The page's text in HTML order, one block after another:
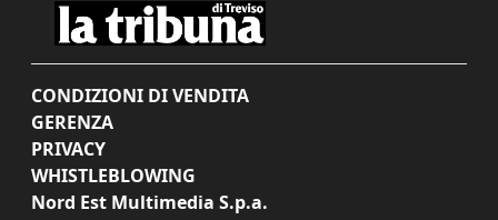
CONDIZIONI DI VENDITA
GERENZA
PRIVACY
WHISTLEBLOWING
Nord Est Multimedia S.p.a.